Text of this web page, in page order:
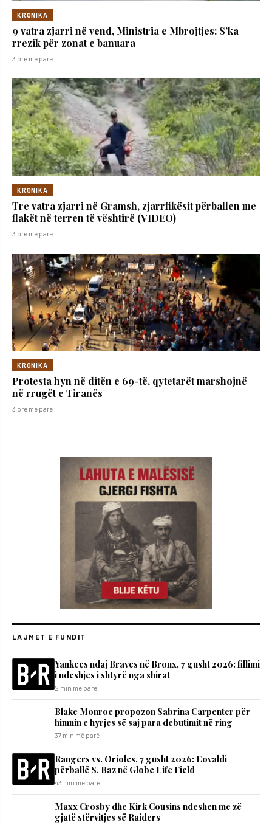
KRONIKA
9 vatra zjarri në vend, Ministria e Mbrojtjes: S’ka
rrezik për zonat e banuara
3 orë më parë
KRONIKA
Tre vatra zjarri në Gramsh, zjarrfikësit përballen me
flakët në terren të vështirë (VIDEO)
3 orë më parë
KRONIKA
Protesta hyn në ditën e 69-të, qytetarët marshojnë
në rrugët e Tiranës
3 orë më parë
LAJMET E FUNDIT
Yankees ndaj Braves në Bronx, 7 gusht 2026: fillimi
i ndeshjes i shtyrë nga shirat
2 min më parë
Blake Monroe propozon Sabrina Carpenter për
himnin e hyrjes së saj para debutimit në ring
37 min më parë
Rangers vs. Orioles, 7 gusht 2026: Eovaldi
përballë S. Baz në Globe Life Field
43 min më parë
Maxx Crosby dhe Kirk Cousins ndeshen me zë
gjatë stërvitjes së Raiders